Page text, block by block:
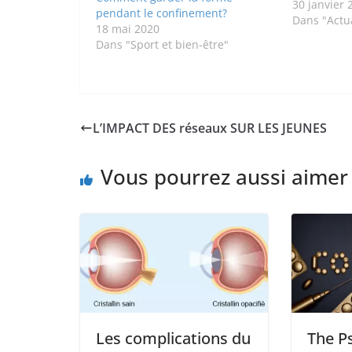
pendant le confinement?
18 mai 2020
Dans "Sport et bien-être"
perçus.
solution
30 janvier
Dans
L’IMPACT DES réseaux SUR LES JEUNES
Vous pourrez aussi aimer
Les complications du
The